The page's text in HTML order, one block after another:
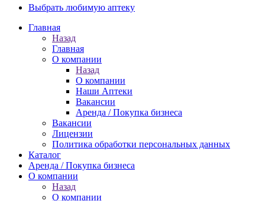
Выбрать любимую аптеку
Главная
Назад
Главная
О компании
Назад
О компании
Наши Аптеки
Вакансии
Аренда / Покупка бизнеса
Вакансии
Лицензии
Политика обработки персональных данных
Каталог
Аренда / Покупка бизнеса
О компании
Назад
О компании